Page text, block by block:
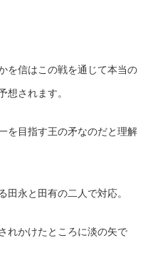
を信はこの戦を通じて本当の
想されます。
を目指す王の矛なのだと理解
田永と田有の二人で対応。
れかけたところに淡の矢で